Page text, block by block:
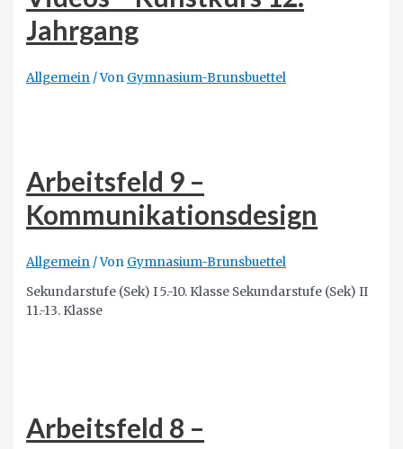
Jahrgang
Allgemein / Von Gymnasium-Brunsbuettel
Arbeitsfeld 9 –
Kommunikationsdesign
Allgemein / Von Gymnasium-Brunsbuettel
Sekundarstufe (Sek) I 5.-10. Klasse Sekundarstufe (Sek) II
11.-13. Klasse
Arbeitsfeld 8 –